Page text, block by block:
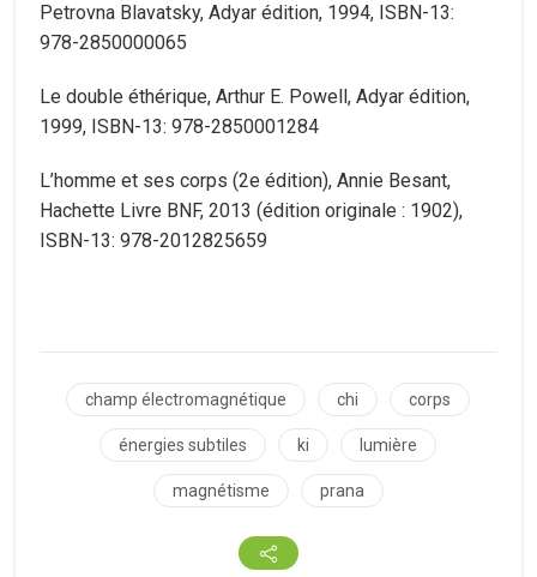
Petrovna Blavatsky, Adyar édition, 1994, ISBN-13:
978-2850000065
Le double éthérique, Arthur E. Powell, Adyar édition,
1999, ISBN-13: 978-2850001284
L’homme et ses corps (2e édition), Annie Besant,
Hachette Livre BNF, 2013 (édition originale : 1902),
ISBN-13: 978-2012825659
champ électromagnétique chi corps
énergies subtiles ki lumière
magnétisme prana